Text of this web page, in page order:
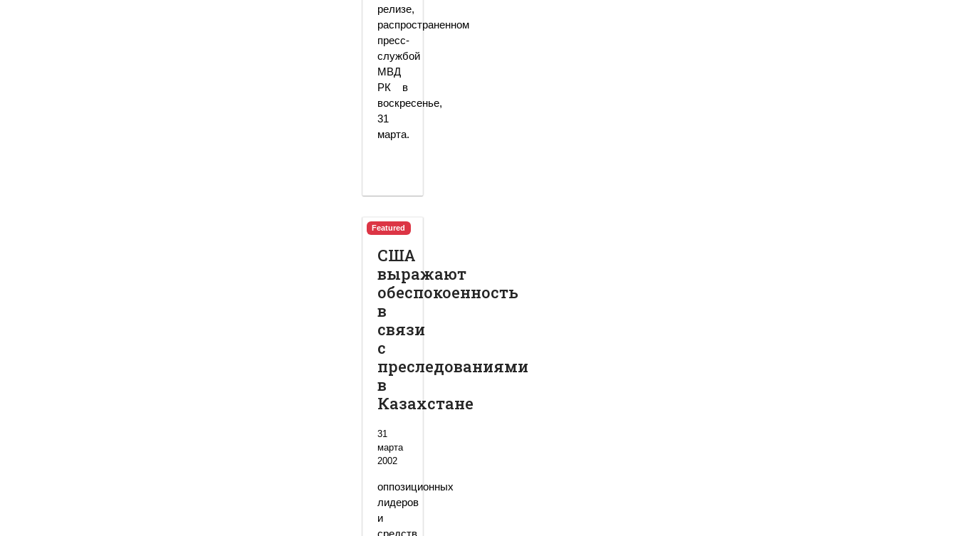
релизе,
распространенном
пресс-
службой
МВД
РК в
воскресенье,
31
марта.
Featured
США
выражают
обеспокоенность
в
связи
с
преследованиями
в
Казахстане
31
марта
2002
оппозиционных
лидеров
и
средств